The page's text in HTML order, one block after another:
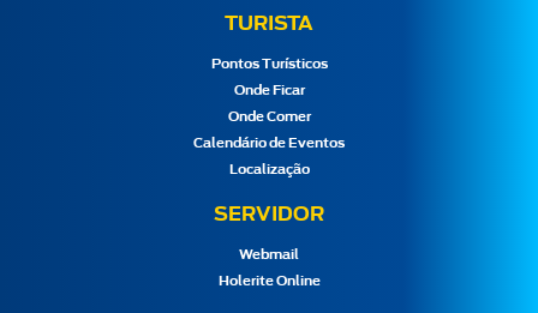
TURISTA
Pontos Turísticos
Onde Ficar
Onde Comer
Calendário de Eventos
Localização
SERVIDOR
Webmail
Holerite Online